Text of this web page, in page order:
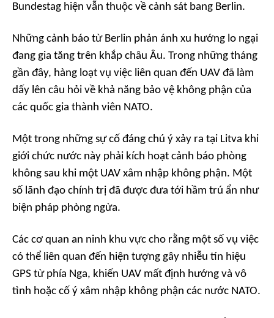
Bundestag hiện vẫn thuộc về cảnh sát bang Berlin.
Những cảnh báo từ Berlin phản ánh xu hướng lo ngại
đang gia tăng trên khắp châu Âu. Trong những tháng
gần đây, hàng loạt vụ việc liên quan đến UAV đã làm
dấy lên câu hỏi về khả năng bảo vệ không phận của
các quốc gia thành viên NATO.
Một trong những sự cố đáng chú ý xảy ra tại Litva khi
giới chức nước này phải kích hoạt cảnh báo phòng
không sau khi một UAV xâm nhập không phận. Một
số lãnh đạo chính trị đã được đưa tới hầm trú ẩn như
biện pháp phòng ngừa.
Các cơ quan an ninh khu vực cho rằng một số vụ việc
có thể liên quan đến hiện tượng gây nhiễu tín hiệu
GPS từ phía Nga, khiến UAV mất định hướng và vô
tình hoặc cố ý xâm nhập không phận các nước NATO.